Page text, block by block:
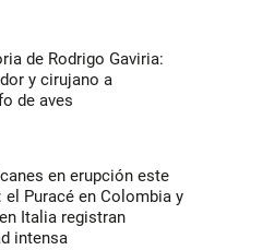
de Rodrigo Gaviria:
y cirujano a
de aves
en erupción este
el Puracé en Colombia y
Italia registran
intensa